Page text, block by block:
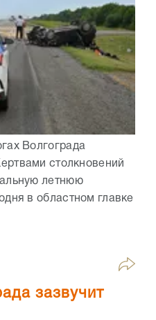
Волгограда
столкновений
летнюю
в областном главке
зазвучит